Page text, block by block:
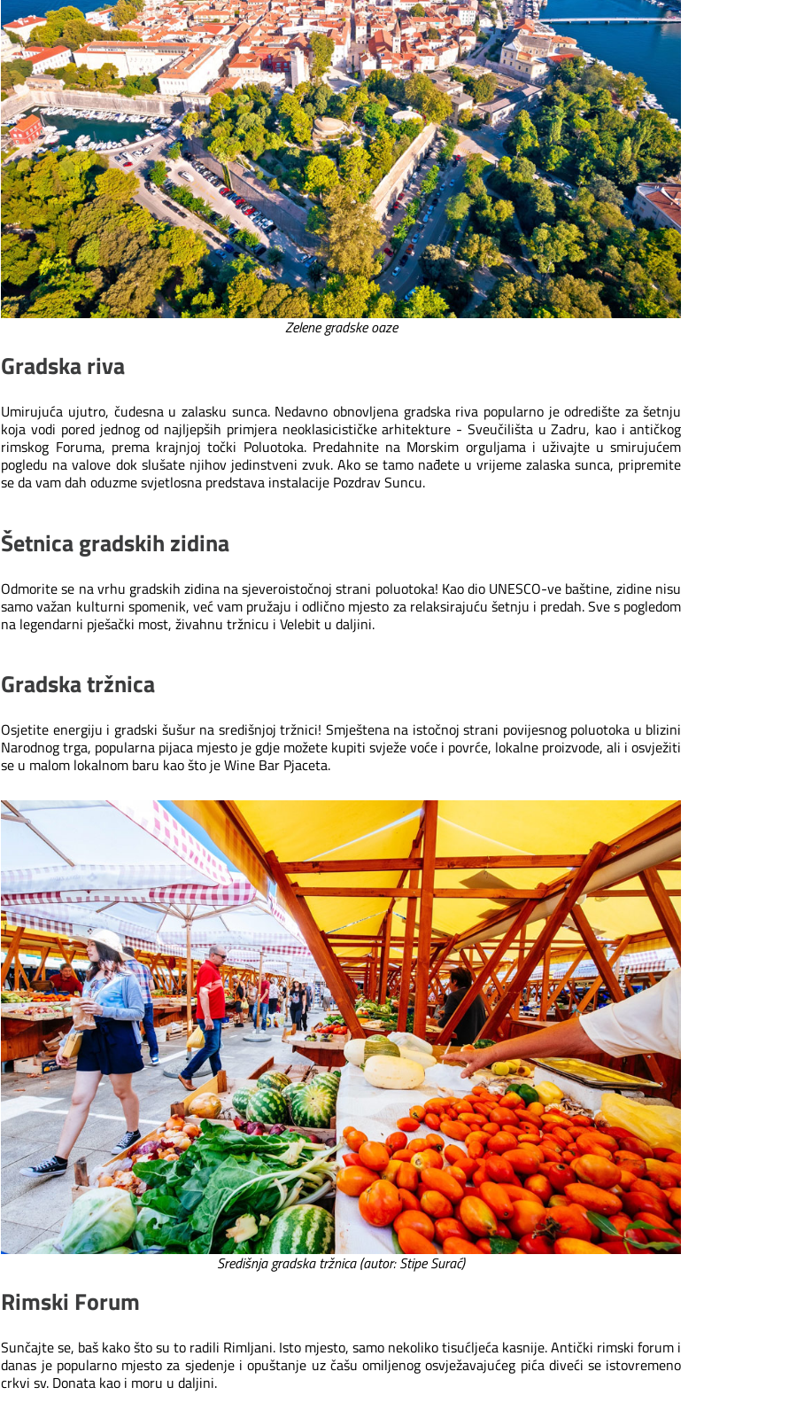
Zelene gradske oaze
Gradska riva
Umirujuća ujutro, čudesna u zalasku sunca. Nedavno obnovljena gradska riva popularno je odredište za šetnju
koja vodi pored jednog od najljepših primjera neoklasicističke arhitekture - Sveučilišta u Zadru, kao i antičkog
rimskog Foruma, prema krajnjoj točki Poluotoka. Predahnite na Morskim orguljama i uživajte u smirujućem
pogledu na valove dok slušate njihov jedinstveni zvuk. Ako se tamo nađete u vrijeme zalaska sunca, pripremite
se da vam dah oduzme svjetlosna predstava instalacije Pozdrav Suncu.
Šetnica gradskih zidina
Odmorite se na vrhu gradskih zidina na sjeveroistočnoj strani poluotoka! Kao dio UNESCO-ve baštine, zidine nisu
samo važan kulturni spomenik, već vam pružaju i odlično mjesto za relaksirajuću šetnju i predah. Sve s pogledom
na legendarni pješački most, živahnu tržnicu i Velebit u daljini.
Gradska tržnica
Osjetite energiju i gradski šušur na središnjoj tržnici! Smještena na istočnoj strani povijesnog poluotoka u blizini
Narodnog trga, popularna pijaca mjesto je gdje možete kupiti svježe voće i povrće, lokalne proizvode, ali i osvježiti
se u malom lokalnom baru kao što je Wine Bar Pjaceta.
Središnja gradska tržnica (autor: Stipe Surać)
Rimski Forum
Sunčajte se, baš kako što su to radili Rimljani. Isto mjesto, samo nekoliko tisućljeća kasnije. Antički rimski forum i
danas je popularno mjesto za sjedenje i opuštanje uz čašu omiljenog osvježavajućeg pića diveći se istovremeno
crkvi sv. Donata kao i moru u daljini.